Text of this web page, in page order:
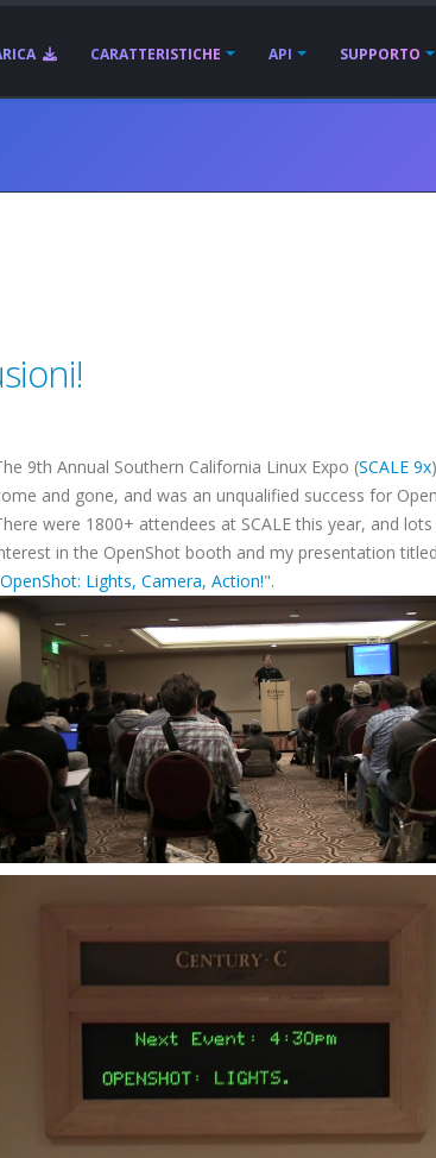
CARATTERISTICHE API SUPPORTO
9th Annual Southern California Linux Expo (SCALE 9x
and gone, and was an unqualified success for
were 1800+ attendees at SCALE this year, and
in the OpenShot booth and my presentation titled
OpenShot: Lights, Camera, Action!".